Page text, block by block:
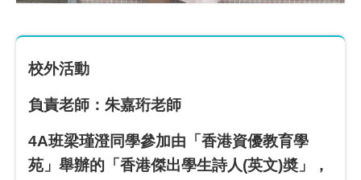
校外活動
負責老師：朱嘉珩老師
4A班梁瑾澄同學參加由「香港資優教育學
苑」舉辦的「香港傑出學生詩人(英文)奬」，